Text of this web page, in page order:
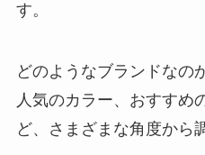
す。
どのようなブランドなの
人気のカラー、おすすめ
ど、さまざまな角度から